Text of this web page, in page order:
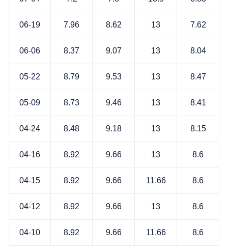
06-19 7.96 8.62 13 7.62
06-06 8.37 9.07 13 8.04
05-22 8.79 9.53 13 8.47
05-09 8.73 9.46 13 8.41
04-24 8.48 9.18 13 8.15
04-16 8.92 9.66 13 8.6
04-15 8.92 9.66 11.66 8.6
04-12 8.92 9.66 13 8.6
04-10 8.92 9.66 11.66 8.6